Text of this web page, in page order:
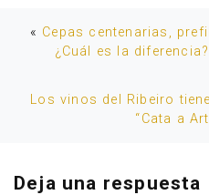
« Cepas centenarias,
¿Cuál es la
Los vinos del Ribeiro
“Cata a
Deja una respuesta